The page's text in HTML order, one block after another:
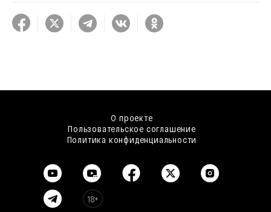
О проекте
Пользовательское соглашение
Политика конфиденциальности
18+